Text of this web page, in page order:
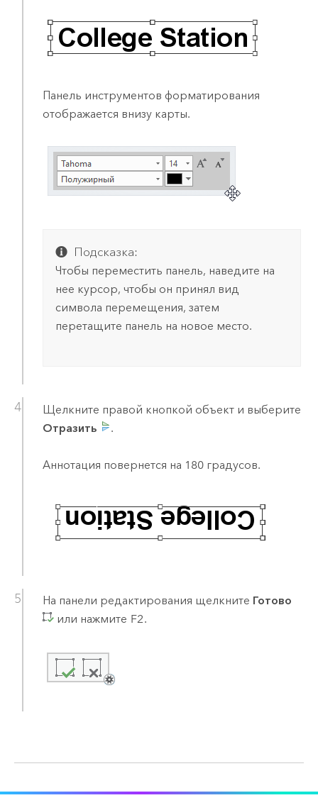
Панель инструментов форматирования
отображается внизу карты.
Подсказка:
Чтобы переместить панель, наведите на
нее курсор, чтобы он принял вид
символа перемещения, затем
перетащите панель на новое место.
Щелкните правой кнопкой объект и выберите
Отразить
.
Аннотация повернется на 180 градусов.
На панели редактирования щелкните Готово
или нажмите F2.